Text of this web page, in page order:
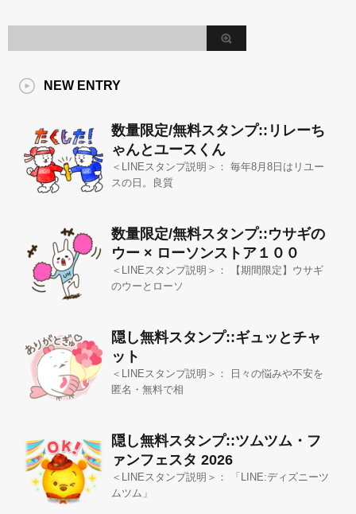
NEW ENTRY
数量限定/無料スタンプ::リレーち
ゃんとユースくん
＜LINEスタンプ説明＞： 毎年8月8日はリユー
スの日。良質
数量限定/無料スタンプ::ウサギの
ウー × ローソンストア１００
＜LINEスタンプ説明＞： 【期間限定】ウサギ
のウーとローソ
隠し無料スタンプ::ギュッとチャ
ット
＜LINEスタンプ説明＞： 日々の悩みや不安を
匿名・無料で相
隠し無料スタンプ::ツムツム・フ
ァンフェスタ 2026
＜LINEスタンプ説明＞： 「LINE:ディズニーツ
ムツム」